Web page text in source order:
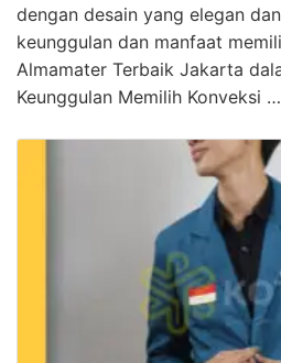
dengan desain yang elegan
keunggulan dan manfaat
Almamater Terbaik Jakarta
Keunggulan Memilih Konveksi …